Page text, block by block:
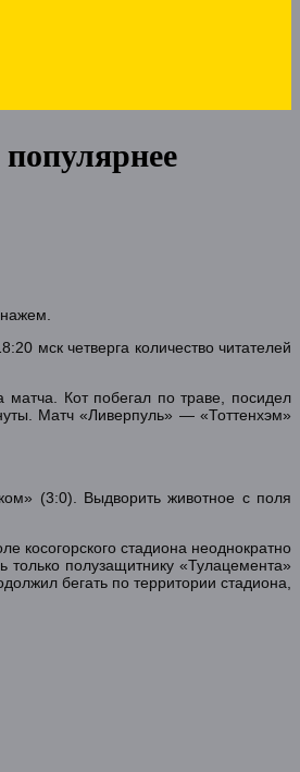
мск четверга количество читателей
Кот побегал по траве, посидел
Матч «Ливерпуль» — «Тоттенхэм»
(3:0). Выдворить животное с поля
косогорского стадиона неоднократно
полузащитнику «Тулацемента»
бегать по территории стадиона,